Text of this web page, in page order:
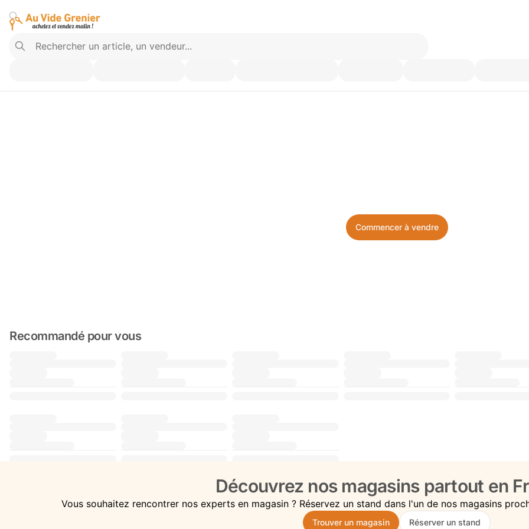
Commencer à vendre
Recommandé pour vous
Découvrez nos magasins partout en
Vous souhaitez rencontrer nos experts en magasin ? Réservez un stand dans l'un de nos magasins
Trouver un magasin Réserver un stand